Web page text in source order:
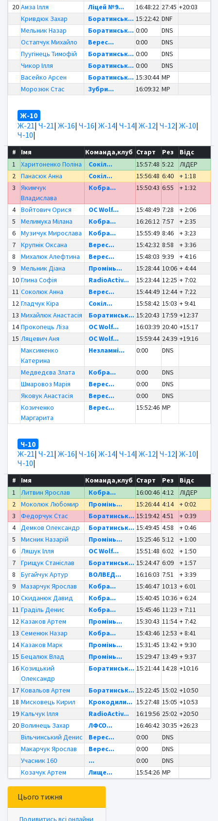
20 Амза Ілля Ліцей №9... 16:48:22 27:45 +20:03
Кривдюк Захар
Боратинськ... 15:22:42 DNF
Мельник Назар
Боратинськ... 0:00
DNS
Остапчук Михайло
Верес... 0:00
DNS
Пуугінець Тимофій
Боратинськ... 0:00
DNS
Чикор Ілля
Боратинськ... 0:00
DNS
Васейко Арсен
Боратинськ... 15:30:44 MP
Морозюк Стас
Зубри... 16:09:32 MP
Ж-10
Ж-21| Ч-21| Ж-16| Ч-16| Ж-14| Ч-14| Ж-12| Ч-12| Ж-10|
Ч-10|
# Імя Команда,клуб Старт Рез
Відс
1
Харитоненко Поліна Сокіл... 15:57:48 5:22
ЛІДЕР
2
Панасюк Анна Сокіл... 15:56:48 6:40
+ 1:18
3
Якимчук
Владислава
Кобра... 15:50:43 6:55 + 1:32
4 Войтович Орися OC Wolf... 15:48:49 7:28
+ 2:06
5
Мелимука Мілана Кобра... 16:26:12 7:57
+ 2:35
6
Музичук Мирослава Кобра... 15:55:49 8:46
+ 3:23
7
Крупнік Оксана Верес... 15:42:32 8:58
+ 3:36
8
Михалюк Алефтина Верес... 15:48:03 9:39
+ 4:16
9
Мельник Діана Промінь... 15:28:44 10:06 + 4:44
10 Глина Софія RadioActiv... 15:23:44 12:25 + 7:02
11 Соколюк Анна Верес... 15:44:49 12:44 + 7:22
12 Гладчук Кіра Сокіл... 15:58:42 15:03 + 9:41
13 Михайлюк Анастасія Боратинськ... 15:20:43 17:59 +12:37
14 Прокопець Ліза OC Wolf... 16:03:39 20:40 +15:17
15 Ляцевич Аня OC Wolf... 15:59:44 24:39 +19:16
Максименко
Катерина
Незламні... 0:00 DNS
Медведєва Злата Кобра... 0:00
DNS
Шмаровоз Марія
Верес... 0:00
DNS
Яковук Анастасія
Верес... 0:00
DNS
Козиченко
Маргарита
Верес... 15:52:46 MP
Ч-10
Ж-21| Ч-21| Ж-16| Ч-16| Ж-14| Ч-14| Ж-12| Ч-12| Ж-10|
Ч-10|
# Імя Команда,клуб Старт Рез
Відс
1
Литвин Ярослав Кобра... 16:00:46 4:12
ЛІДЕР
2
Моколюк Любомир Промінь... 15:26:44 4:14
+ 0:02
3
Федорчук Стас Боратинськ... 15:19:42 4:51
+ 0:39
4
Демков Олександр Боратинськ... 15:49:45 4:58
+ 0:46
5
Мисник Назарій Промінь... 15:25:46 5:12
+ 1:00
6
Ляшук Ілля OC Wolf... 15:51:48 6:02
+ 1:50
7
Грищук Станіслав Боратинськ... 15:24:47 6:09
+ 1:57
8
Бугайчук Артур ВОЛВЕД... 16:16:03 7:51
+ 3:39
9
Мазарчук Ярослав Кобра... 15:46:47 10:13 + 6:01
10 Скиданюк Давид Кобра... 15:40:45 10:36 + 6:24
11 Граділь Денис Кобра... 15:45:46 11:23 + 7:11
12 Казаков Артем Промінь... 15:30:43 11:54 + 7:42
13 Семенюк Назар Кобра... 15:43:46 12:53 + 8:41
14 Казаков Марк Промінь... 15:31:45 13:42 + 9:30
15 Бецалюк Влад Промінь... 15:29:47 13:49 + 9:37
16 Козицький
Олександр
Боратинськ... 15:21:44 14:28 +10:16
17 Ковальов Артем Боратинськ... 15:22:45 15:02 +10:50
18 Мисковець Кирил Крокодили... 15:27:48 15:05 +10:53
19 Кальчук Ілля RadioActiv... 16:19:56 25:02 +20:50
20 Волинець Захар ЛФСО... 16:46:42 30:35 +26:23
Вільчинський Денис
Верес... 0:00
DNS
Макарчук Ярослав
Верес... 0:00
DNS
Учасник 160
... 0:00
DNS
Козачук Артем
Лище... 15:54:26 MP
Цього тижня